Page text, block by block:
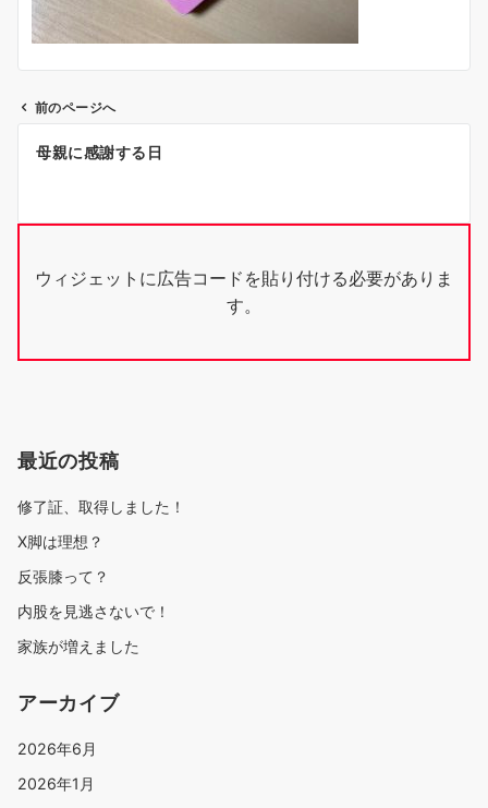
ゲ
シ
前のページへ
母親に感謝する日
ウィジェットに広告コードを貼り付ける必要がありま
す。
最近の投稿
修了証、取得しました！
X脚は理想？
反張膝って？
内股を見逃さないで！
家族が増えました
アーカイブ
2026年6月
2026年1月